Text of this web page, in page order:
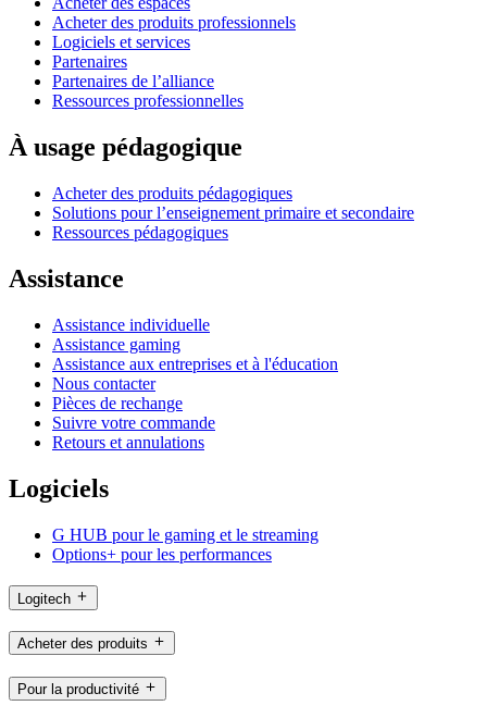
Acheter des produits professionnels
Logiciels et services
Partenaires
Partenaires de l’alliance
Ressources professionnelles
À usage pédagogique
Acheter des produits pédagogiques
Solutions pour l’enseignement primaire et secondaire
Ressources pédagogiques
Assistance
Assistance individuelle
Assistance gaming
Assistance aux entreprises et à l'éducation
Nous contacter
Pièces de rechange
Suivre votre commande
Retours et annulations
Logiciels
G HUB pour le gaming et le streaming
Options+ pour les performances
Logitech
Acheter des produits
Pour la productivité